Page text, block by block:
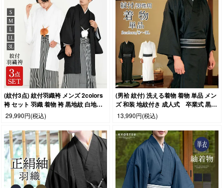
(紋付3点) 紋付羽織袴 メンズ 2colors
袴 セット 羽織 着物 袴 黒地紋 白地紋
馬乗袴 S M L LL 3L 大きいサイズ 男性
男 紋付袴 紋付き袴 結婚式 卒業式 成人
式(rg)
29,990円(税込)
(男袷 紋付) 洗える着物 着物 単品 メン
ズ 和装 地紋付き 成人式 卒業式 黒紋
付 白紋付(rg)
13,990円(税込)